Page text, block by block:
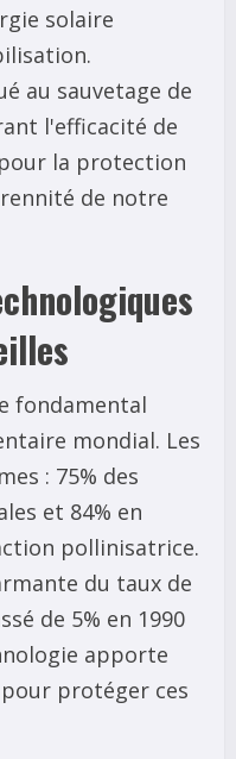
solaire
au sauvetage de
l'efficacité de
la protection
de notre
fondamental
mondial. Les
: 75% des
et 84% en
pollinisatrice.
du taux de
de 5% en 1990
apporte
protéger ces